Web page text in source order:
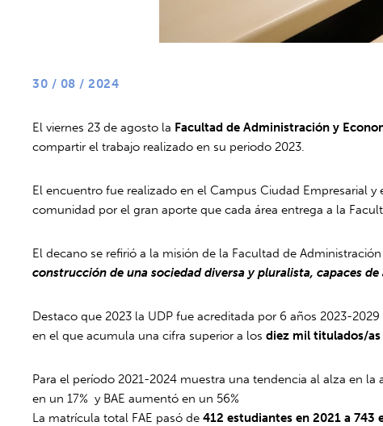
30 / 08 / 2024
El viernes 23 de agosto la Facultad de Administración y
compartir el trabajo realizado en su periodo 2023.
El encuentro fue realizado en el Campus Ciudad Empresarial
comunidad por el gran aporte que cada área entrega a la
El decano se refirió a la misión de la Facultad de
construcción de una sociedad diversa y pluralista, capaces
Destaco que 2023 la UDP fue acreditada por 6 años 2023-
en el que acumula una cifra superior a losdiez mil titulados/as
Para el período 2021-2024 muestra una tendencia al alza en
en un 17% y BAE aumentó en un 56%
La matrícula total FAE pasó de412 estudiantes en 2021 a 743